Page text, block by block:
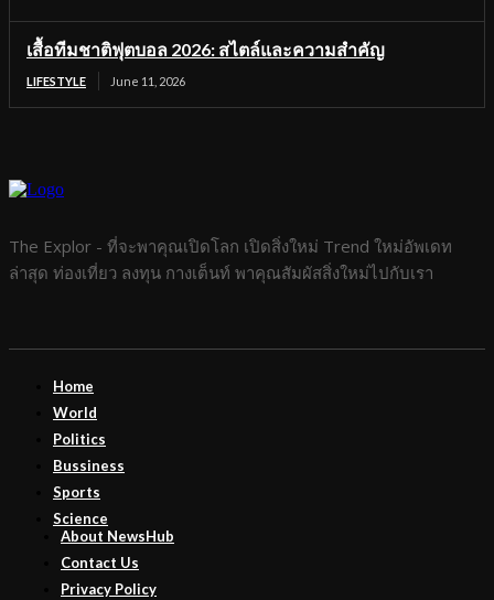
เสื้อทีมชาติฟุตบอล 2026: สไตล์และความสำคัญ
LIFESTYLE June 11, 2026
The Explor - ที่จะพาคุณเปิดโลก เปิดสิ่งใหม่ Trend ใหม่อัพเดท
ล่าสุด ท่องเที่ยว ลงทุน กางเต็นท์ พาคุณสัมผัสสิ่งใหม่ไปกับเรา
Home
World
Politics
Bussiness
Sports
Science
About NewsHub
Contact Us
Privacy Policy